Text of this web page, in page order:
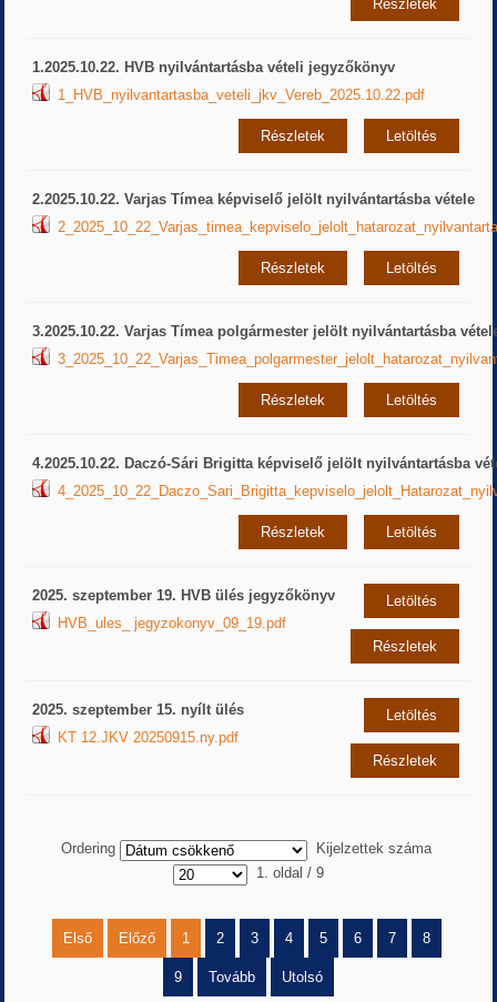
Részletek
1.2025.10.22. HVB nyilvántartásba vételi jegyzőkönyv
1_HVB_nyilvantartasba_veteli_jkv_Vereb_2025.10.22.pdf
Letöltés
Részletek
2.2025.10.22. Varjas Tímea képviselő jelölt nyilvántartásba vétele
Letöltés
Részletek
3.2025.10.22. Varjas Tímea polgármester jelölt nyilvántartásba
Letöltés
Részletek
4.2025.10.22. Daczó-Sári Brigitta képviselő jelölt nyilvántartásba
Letöltés
Részletek
2025. szeptember 19. HVB ülés jegyzőkönyv
HVB_ules_ jegyzokonyv_09_19.pdf
Letöltés
Részletek
2025. szeptember 15. nyílt ülés
KT 12.JKV 20250915.ny.pdf
Letöltés
Részletek
Ordering
Kijelzettek száma
1. oldal / 9
Első Előző 1 2 3 4 5 6 7 8
9 Tovább Utolsó